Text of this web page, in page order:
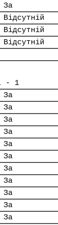
За
Відсутній
Відсутній
Відсутній
- 1
За
За
За
За
За
За
За
За
За
За
За